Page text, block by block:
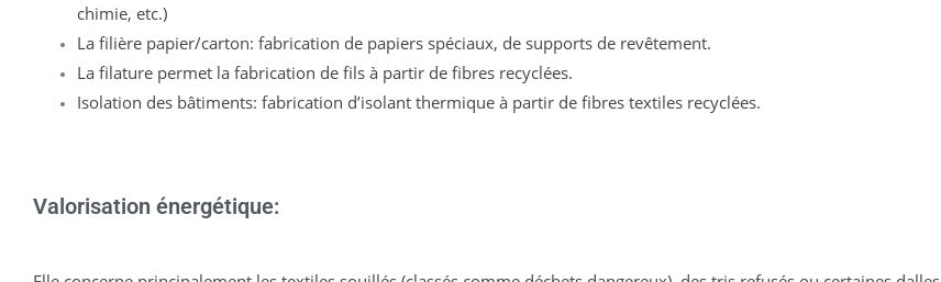
chimie, etc.)
La filière papier/carton: fabrication de papiers spéciaux, de supports de revêtement.
La filature permet la fabrication de fils à partir de fibres recyclées.
Isolation des bâtiments: fabrication d’isolant thermique à partir de fibres textiles recyclées.
Valorisation énergétique: